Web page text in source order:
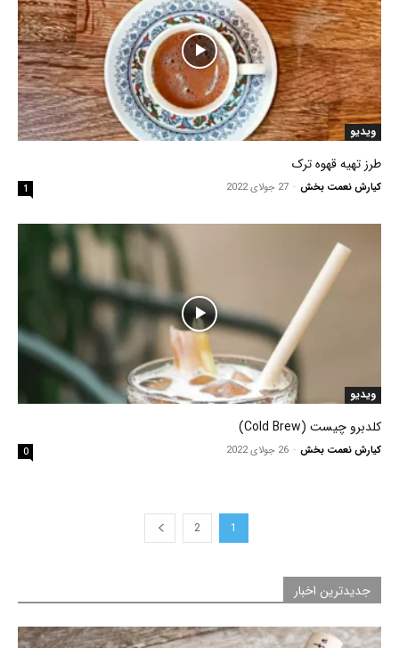
ویدیو
طرز تهیه قهوه ترک
کیارش نعمت بخش - 27 جولای 2022 1
ویدیو
کلدبرو چیست (Cold Brew)
کیارش نعمت بخش - 26 جولای 2022 0
1
2
جدیدترین اخبار